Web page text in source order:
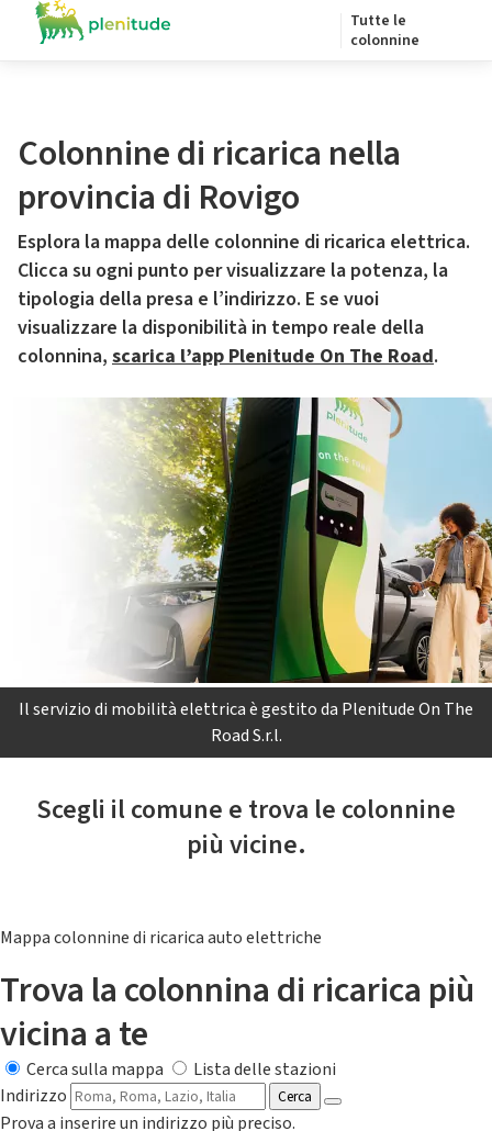
Tutte le
colonnine
Colonnine di ricarica nella
provincia di Rovigo
Esplora la mappa delle colonnine di ricarica elettrica.
Clicca su ogni punto per visualizzare la potenza, la
tipologia della presa e l’indirizzo. E se vuoi
visualizzare la disponibilità in tempo reale della
colonnina, scarica l’app Plenitude On The Road.
Il servizio di mobilità elettrica è gestito da Plenitude On The
Road S.r.l.
Scegli il comune e trova le colonnine
più vicine.
Mappa colonnine di ricarica auto elettriche
Trova la colonnina di ricarica più
vicina a te
Cerca sulla mappa
Lista delle stazioni
Indirizzo
Cerca
Prova a inserire un indirizzo più preciso.